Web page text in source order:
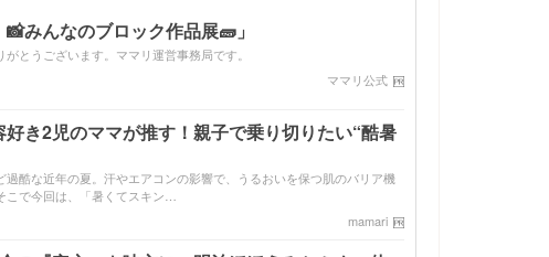
みんなのブロック作品展🧱」
とうございます。ママリ運営事務局です。
ママリ公式
き2児のママが推す！親子で乗り切りたい“酷暑
酷な近年の夏。汗やエアコンの影響で、うるおいを保つ肌のバリア機
で今回は、「暑くてスキン…
mamari